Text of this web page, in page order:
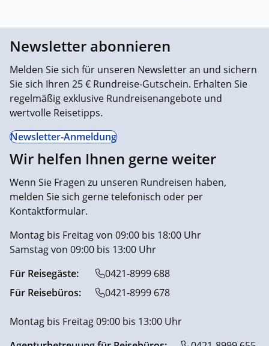
Newsletter abonnieren
Melden Sie sich für unseren Newsletter an und sichern
Sie sich Ihren 25 € Rundreise-Gutschein. Erhalten Sie
regelmäßig exklusive Rundreisenangebote und
wertvolle Reisetipps.
Newsletter-Anmeldung
Wir helfen Ihnen gerne weiter
Wenn Sie Fragen zu unseren Rundreisen haben,
melden Sie sich gerne telefonisch oder per
Kontaktformular.
Montag bis Freitag von 09:00 bis 18:00 Uhr
Samstag von 09:00 bis 13:00 Uhr
Für Reisegäste:
0421-8999 688
Für Reisebüros:
0421-8999 678
Montag bis Freitag 09:00 bis 13:00 Uhr